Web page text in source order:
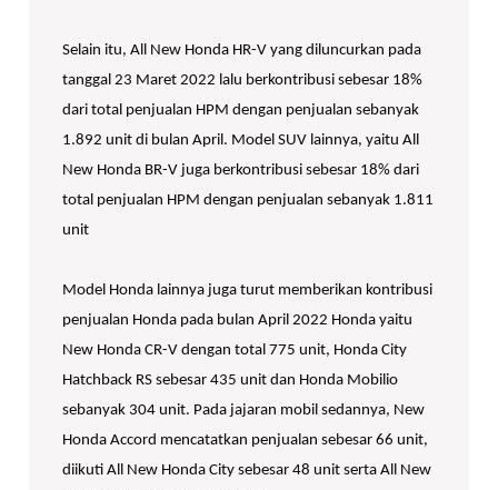
Selain itu, All New Honda HR-V yang diluncurkan pada
tanggal 23 Maret 2022 lalu berkontribusi sebesar 18%
dari total penjualan HPM dengan penjualan sebanyak
1.892 unit di bulan April. Model SUV lainnya, yaitu All
New Honda BR-V juga berkontribusi sebesar 18% dari
total penjualan HPM dengan penjualan sebanyak 1.811
unit
Model Honda lainnya juga turut memberikan kontribusi
penjualan Honda pada bulan April 2022 Honda yaitu
New Honda CR-V dengan total 775 unit, Honda City
Hatchback RS sebesar 435 unit dan Honda Mobilio
sebanyak 304 unit. Pada jajaran mobil sedannya, New
Honda Accord mencatatkan penjualan sebesar 66 unit,
diikuti All New Honda City sebesar 48 unit serta All New